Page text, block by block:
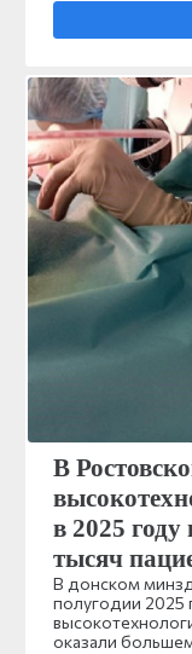
В
в 2025 году
тысяч
В донском
полугодии 2025
оказали